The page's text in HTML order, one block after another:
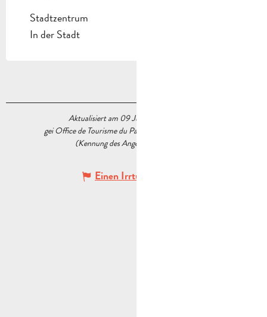
Stadtzentrum
In der Stadt
Aktualisiert am 09 Juni 2026 Um 11:35
gei Office de Tourisme du Pays d’Aubagne et de l’Étoile
(Kennung des Angebots :
Einen Irrtum angeben